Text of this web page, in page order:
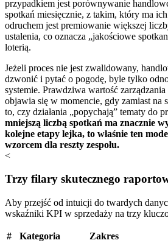
przypadkiem jest porównywanie
spotkań miesięcznie, z takim, który ma
odruchem jest premiowanie większej
ustalenia, co oznacza „jakościowe
loterią.
Jeżeli proces nie jest zwalidowany,
dzwonić i pytać o pogodę, byle tylko
systemie. Prawdziwa wartość
objawia się w momencie, gdy zamiast na
to, czy działania „popychają” tematy do
mniejszą liczbą spotkań ma znacznie
kolejne etapy lejka, to właśnie ten
wzorcem dla reszty zespołu.
<
Trzy filary skutecznego
Aby przejść od intuicji do twardych
wskaźniki KPI w sprzedaży na trzy
# Kategoria Zakres